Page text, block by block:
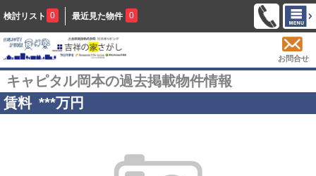
検討リスト 0 最近見た物件 0
お問合せ
キャピタル岡本の過去掲載物件情報
賃料 ***万円